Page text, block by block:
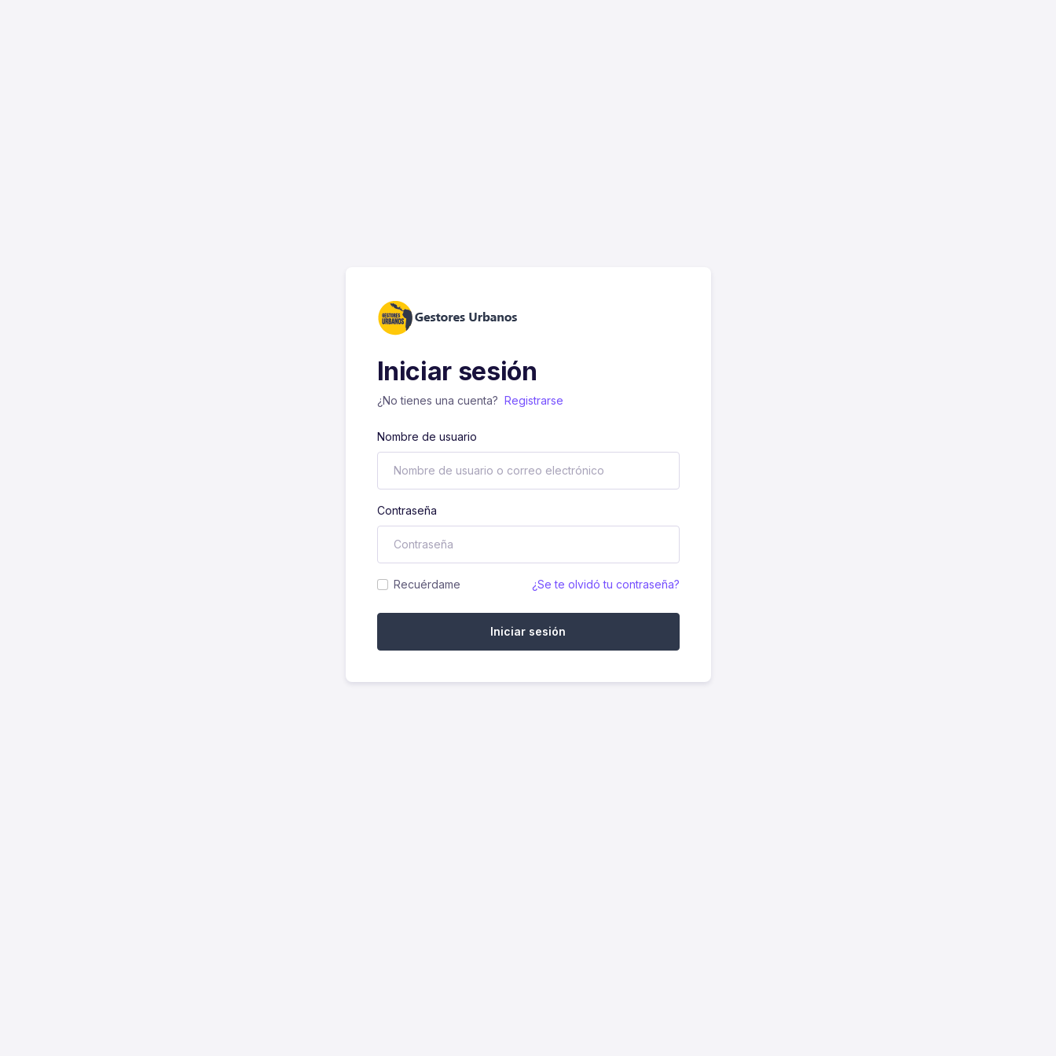
Iniciar sesión
¿No tienes una cuenta? Registrarse
Nombre de usuario
Contraseña
Recuérdame ¿Se te olvidó tu contraseña?
Iniciar sesión